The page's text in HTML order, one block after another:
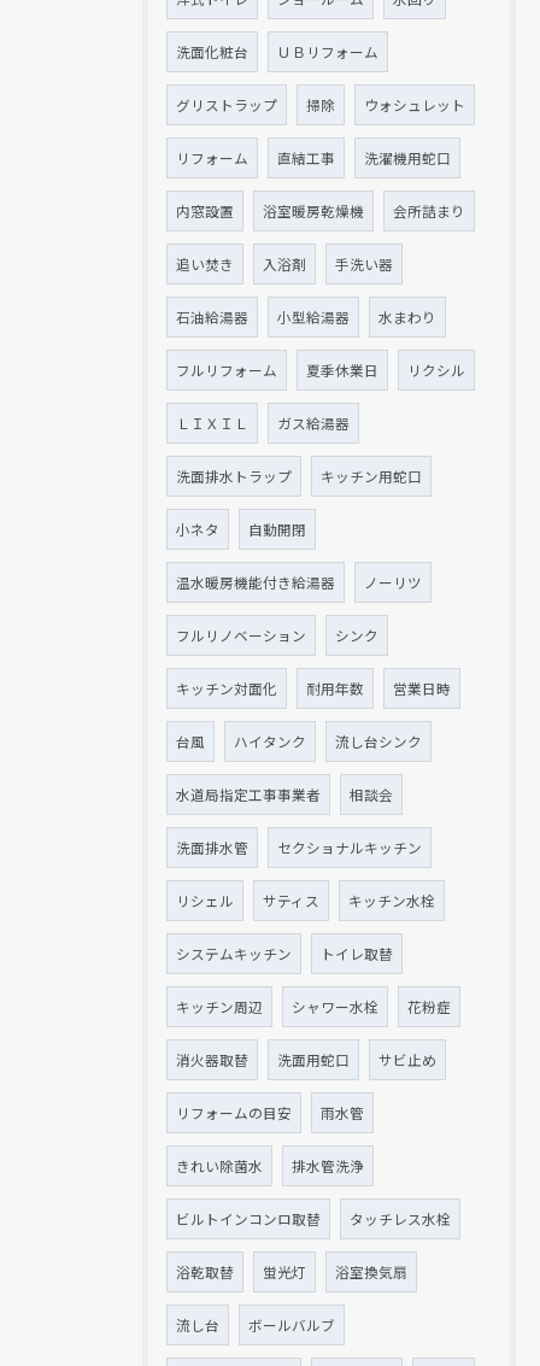
洗面化粧台 ＵＢリフォーム
グリストラップ 掃除 ウォシュレット
リフォーム 直結工事 洗濯機用蛇口
内窓設置 浴室暖房乾燥機 会所詰まり
追い焚き 入浴剤 手洗い器
石油給湯器 小型給湯器 水まわり
フルリフォーム 夏季休業日 リクシル
ＬＩＸＩＬ ガス給湯器
洗面排水トラップ キッチン用蛇口
小ネタ 自動開閉
温水暖房機能付き給湯器 ノーリツ
フルリノベーション シンク
キッチン対面化 耐用年数 営業日時
台風 ハイタンク 流し台シンク
水道局指定工事事業者 相談会
洗面排水管 セクショナルキッチン
リシェル サティス キッチン水栓
システムキッチン トイレ取替
キッチン周辺 シャワー水栓 花粉症
消火器取替 洗面用蛇口 サビ止め
リフォームの目安 雨水管
きれい除菌水 排水管洗浄
ビルトインコンロ取替 タッチレス水栓
浴乾取替 蛍光灯 浴室換気扇
流し台 ボールバルブ